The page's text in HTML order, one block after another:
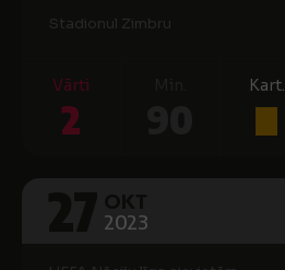
Stadionul Zimbru
Vārti
2
Kart.
2023